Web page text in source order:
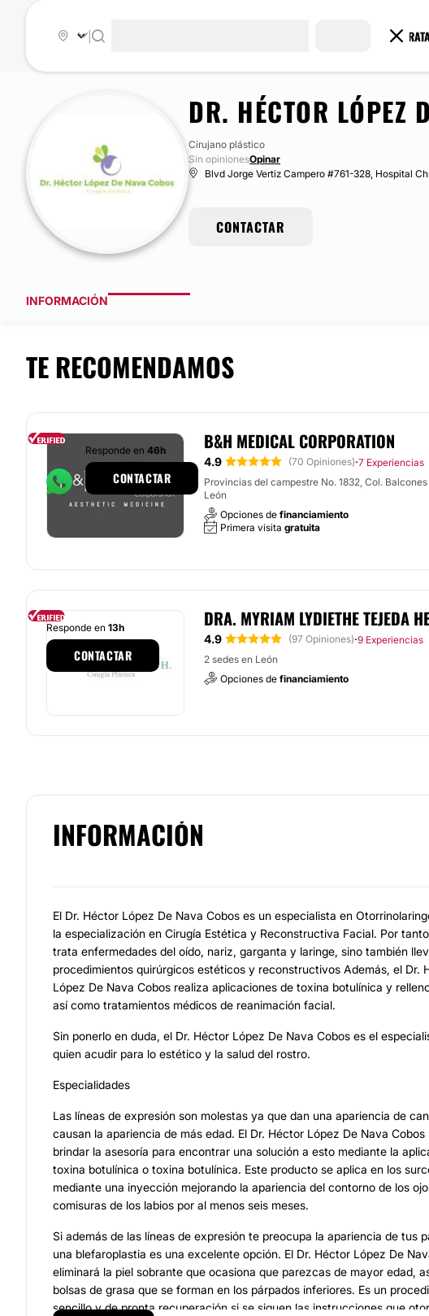
DR. HÉCTOR LÓPEZ
Cirujano plástico
Sin opinionesOpinar
Blvd Jorge Vertiz Campero #761-328, Hospital
CONTACTAR
INFORMACIÓN
TE RECOMENDAMOS
B&H MEDICAL CORPORATION
4.9 (70 Opiniones)·7 Experiencias
Provincias del campestre No. 1832, Col. Balcones del Campestre,
León
Opciones de financiamiento
Primera visita gratuita
Responde en 46h
CONTACTAR
DRA. MYRIAM LYDIETHE TEJEDA
4.9 (97 Opiniones)·9 Experiencias
2 sedes en León
Opciones de financiamiento
Responde en 13h
CONTACTAR
INFORMACIÓN
El Dr. Héctor López De Nava Cobos es un especialista en
la especialización en Cirugía Estética y Reconstructiva Facial. Por
trata enfermedades del oído, nariz, garganta y laringe, sino también
procedimientos quirúrgicos estéticos y reconstructivos Además, el Dr.
López De Nava Cobos realiza aplicaciones de toxina botulínica y
así como tratamientos médicos de reanimación facial.
Sin ponerlo en duda, el Dr. Héctor López De Nava Cobos es el
quien acudir para lo estético y la salud del rostro.
Especialidades
Las líneas de expresión son molestas ya que dan una apariencia de
causan la apariencia de más edad. El Dr. Héctor López De Nava Cobos
brindar la asesoría para encontrar una solución a esto mediante la
toxina botulínica o toxina botulínica. Este producto se aplica en los
mediante una inyección mejorando la apariencia del contorno de los
comisuras de los labios por al menos seis meses.
Si además de las líneas de expresión te preocupa la apariencia de tus
una blefaroplastia es una excelente opción. El Dr. Héctor López De
eliminará la piel sobrante que ocasiona que parezcas de mayor edad,
bolsas de grasa que se forman en los párpados inferiores. Es un
sencillo y de pronta recuperación si se siguen las instrucciones que